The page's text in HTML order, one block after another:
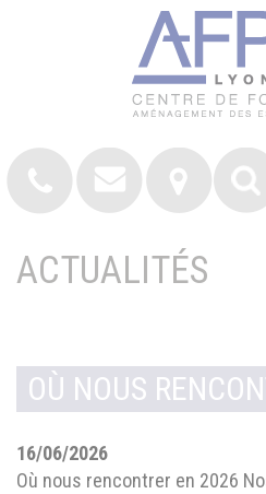
ACTUALITÉS
OÙ NOUS
16/06/2026
Où nous rencontrer en 2026